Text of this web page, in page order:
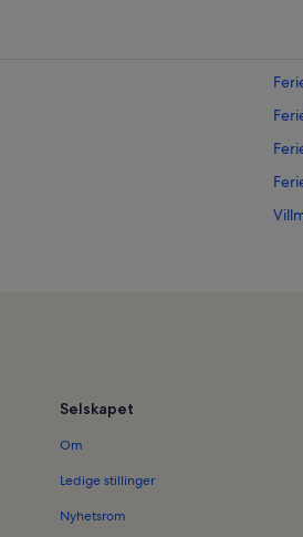
Selskapet
Om
Ledige stillinger
Nyhetsrom